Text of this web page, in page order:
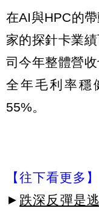
在AI與HPC的
家的探針卡業
司今年整體營
全年毛利率穩
55%。
【往下看更多】
► 跌深反彈是